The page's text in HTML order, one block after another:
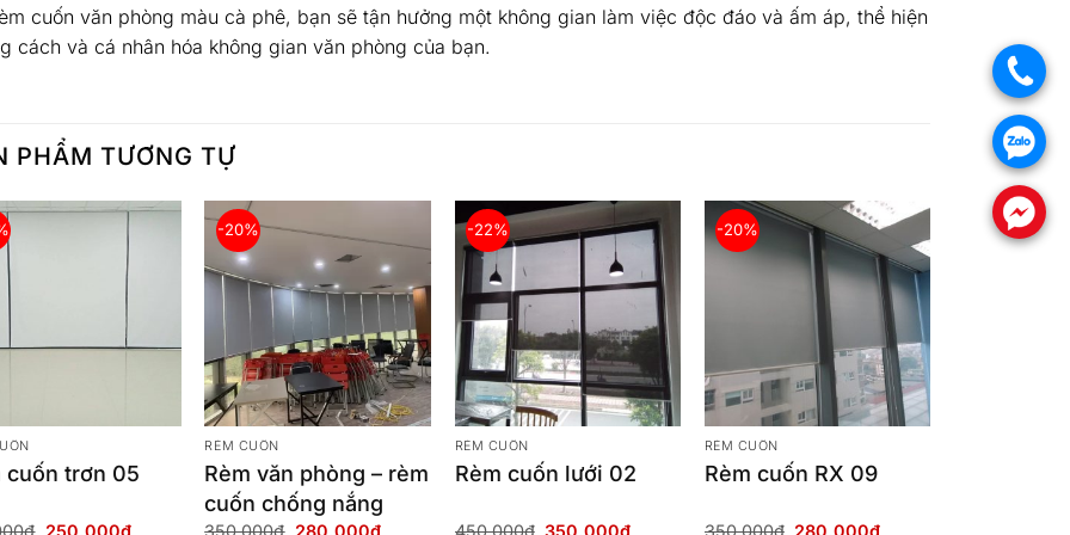
cuốn văn phòng màu cà phê, bạn sẽ tận hưởng một không gian làm việc độc đáo và ấm áp, thể hiện
cách và cá nhân hóa không gian văn phòng của bạn.
PHẨM TƯƠNG TỰ
cuốn trơn 05
₫ Giá
250,000₫Giá
-20%
RÈM CUỐN
Rèm văn phòng – rèm
cuốn chống nắng
350,000₫ Giá
280,000₫Giá
-22%
RÈM CUỐN
Rèm cuốn lưới 02
450,000₫ Giá
350,000₫Giá
-20%
RÈM CUỐN
Rèm cuốn RX 09
350,000₫ Giá
280,000₫Giá
.
.
.